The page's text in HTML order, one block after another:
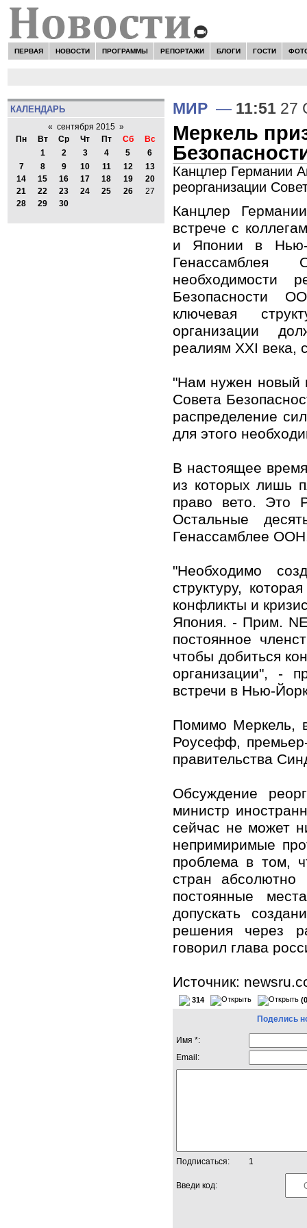
ПЕРВАЯ НОВОСТИ ПРОГРАММЫ РЕПОРТАЖИ БЛОГИ ГОСТИ
КАЛЕНДАРЬ
« сентября 2015 »
Пн
Вт Ср Чт Пт Сб
Вс
1
2 3 4 5
6
7
8 9 10 11 12
13
14
15 16 17 18 19
20
21
22 23 24 25 26
27
28
29 30
МИР — 11:51 27
Меркель
Канцлер Германии
реорганизации
Канцлер
встрече с
и Японии в Нью-
необходимости
Безопасности
ключевая
организации
реалиям XXI века,
"Нам нужен новый
Совета
распределение
для этого
В настоящее
из которых лишь
право вето. Это
Остальные
Генассамблее
"Необходимо
структуру,
конфликты и
Япония. - Прим.
постоянное
чтобы добиться
организации", -
встречи в Нью-
Помимо Меркель,
Роусефф,
правительства
Обсуждение
министр
сейчас не может
непримиримые
проблема в том,
стран
постоянные
допускать
решения через
говорил глава
Источник:
314
Поделись
Имя *:
Email:
Подписаться: 1
Введи код: